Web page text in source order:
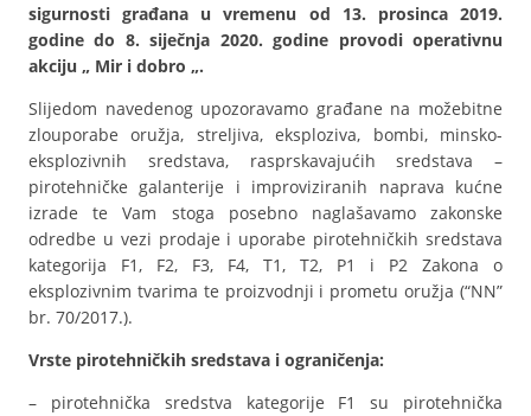
sigurnosti građana u vremenu od 13. prosinca 2019.
godine do 8. siječnja 2020. godine provodi operativnu
akciju „ Mir i dobro „.
Slijedom navedenog upozoravamo građane na možebitne
zlouporabe oružja, streljiva, eksploziva, bombi, minsko-
eksplozivnih sredstava, rasprskavajućih sredstava –
pirotehničke galanterije i improviziranih naprava kućne
izrade te Vam stoga posebno naglašavamo zakonske
odredbe u vezi prodaje i uporabe pirotehničkih sredstava
kategorija F1, F2, F3, F4, T1, T2, P1 i P2 Zakona o
eksplozivnim tvarima te proizvodnji i prometu oružja (“NN”
br. 70/2017.).
Vrste pirotehničkih sredstava i ograničenja:
– pirotehnička sredstva kategorije F1 su pirotehnička